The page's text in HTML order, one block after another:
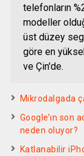
telefonların
modeller
üst düzey
göre en
ve Çin'de.
Mikrodalgada
Google’ın son
neden oluyor?
Katlanabilir